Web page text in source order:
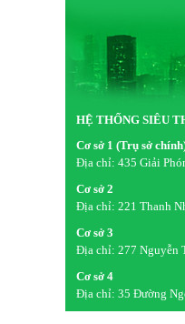
HỆ THỐNG SIÊU
Cơ sở 1 (Trụ sở
Địa chỉ: 435 Giải
Cơ sở 2
Địa chỉ: 221 Thanh
Cơ sở 3
Địa chỉ: 277 Nguyễn
Cơ sở 4
Địa chỉ: 35 Đường